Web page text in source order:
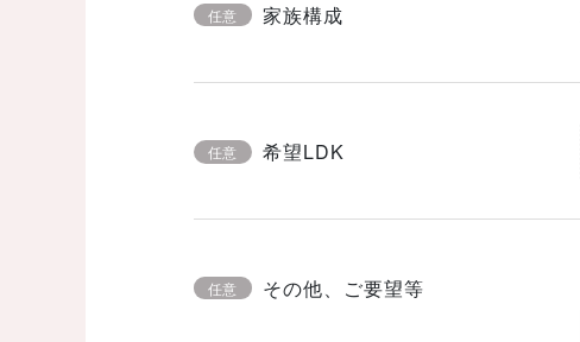
任意 家族構成
任意 希望LDK
任意 その他、ご要望等